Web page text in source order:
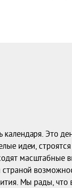
Это
идеи,
масштабные
Мы рады, что